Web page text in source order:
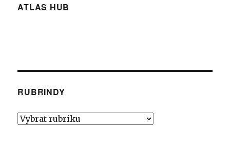
ATLAS HUB
RUBRINDY
Rubrindy